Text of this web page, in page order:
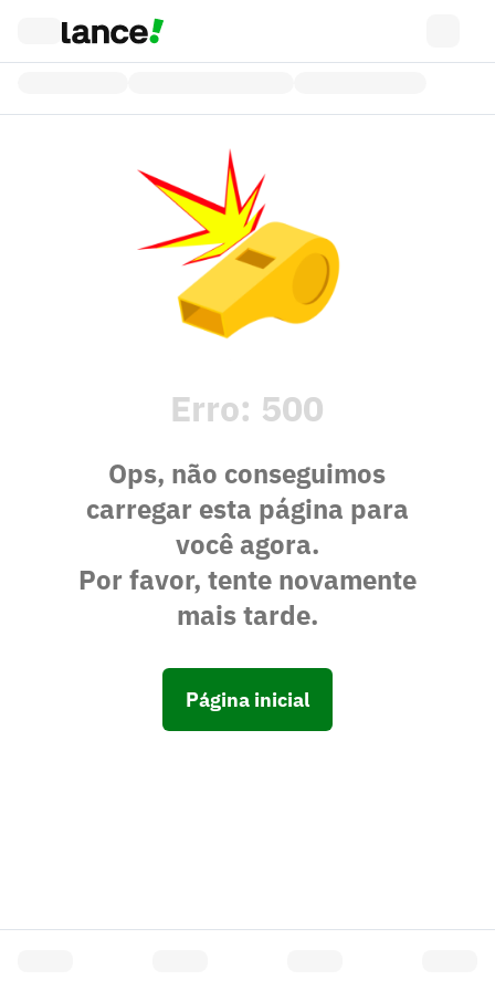
Erro: 500
Ops, não conseguimos
carregar esta página para
você agora.
Por favor, tente novamente
mais tarde.
Página inicial